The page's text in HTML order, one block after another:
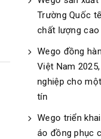
Trường Quốc
chất lượng cao
Wego đồng
Việt Nam
nghiệp cho
tín
Wego triển
áo đồng phục